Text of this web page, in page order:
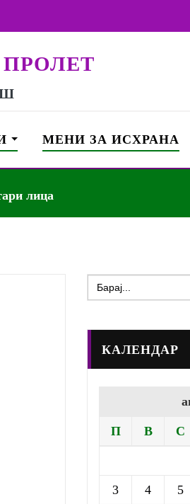
МЕНИ ЗА ИСХРАНА
лица
Search
for:
КАЛЕНДАР
П В С
3 4 5